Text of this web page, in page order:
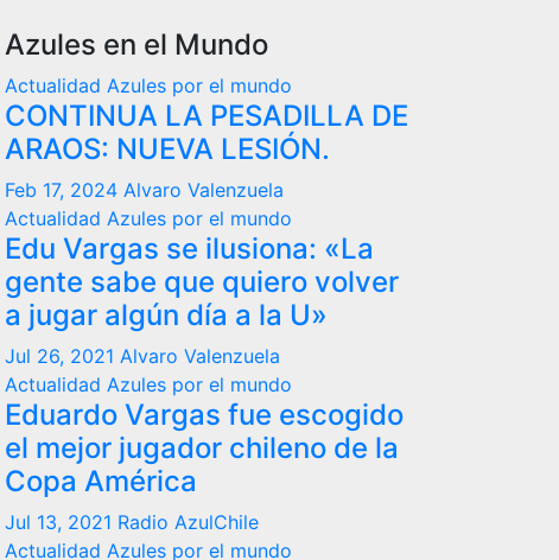
Azules en el Mundo
Actualidad Azules por el mundo
CONTINUA LA PESADILLA DE
ARAOS: NUEVA LESIÓN.
Feb 17, 2024 Alvaro Valenzuela
Actualidad Azules por el mundo
Edu Vargas se ilusiona: «La
gente sabe que quiero volver
a jugar algún día a la U»
Jul 26, 2021 Alvaro Valenzuela
Actualidad Azules por el mundo
Eduardo Vargas fue escogido
el mejor jugador chileno de la
Copa América
Jul 13, 2021 Radio AzulChile
Actualidad Azules por el mundo